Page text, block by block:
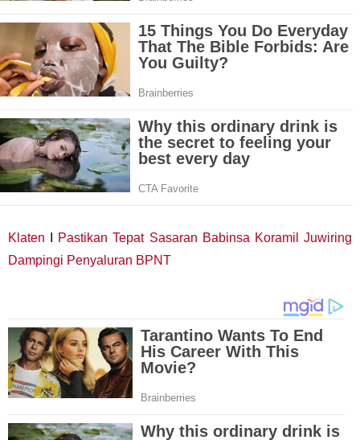
Klaten
Pastikan Tepat Sasaran Babinsa Koramil Juwiring
Dampingi Penyaluran BPNT